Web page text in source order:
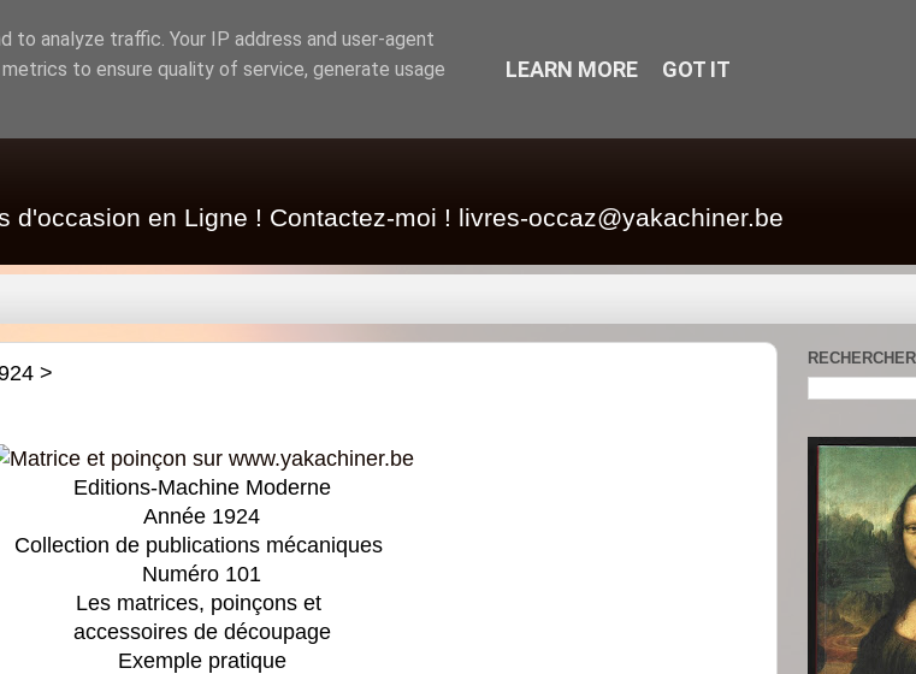
en Ligne ! Contactez-moi ! livres-occaz@yakachiner.be
>
Editions-Machine Moderne
Année 1924
Collection de publications mécaniques
Numéro 101
Les matrices, poinçons et
accessoires de découpage
Exemple pratique
analyze traffic. Your IP address and user-agent
to ensure quality of service, generate usage
LEARN MORE GOT IT